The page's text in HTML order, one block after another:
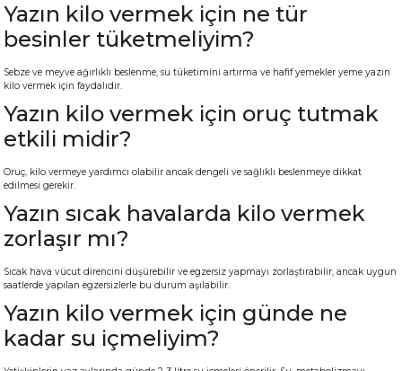
Yazın kilo vermek için ne tür
besinler tüketmeliyim?
Sebze ve meyve ağırlıklı beslenme, su tüketimini artırma ve hafif yemekler yeme yazın
kilo vermek için faydalıdır.
Yazın kilo vermek için oruç tutmak
etkili midir?
Oruç, kilo vermeye yardımcı olabilir ancak dengeli ve sağlıklı beslenmeye dikkat
edilmesi gerekir.
Yazın sıcak havalarda kilo vermek
zorlaşır mı?
Sıcak hava vücut direncini düşürebilir ve egzersiz yapmayı zorlaştırabilir, ancak uygun
saatlerde yapılan egzersizlerle bu durum aşılabilir.
Yazın kilo vermek için günde ne
kadar su içmeliyim?